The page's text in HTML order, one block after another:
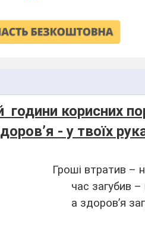
години корисних
- у твоїх
нічого не
–
загубив –